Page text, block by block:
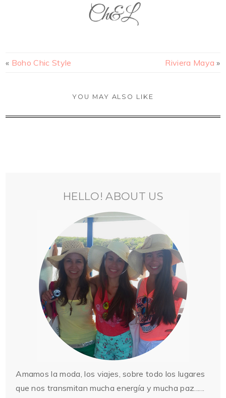
« Boho Chic Style Riviera Maya »
YOU MAY ALSO LIKE
HELLO! ABOUT US
Amamos la moda, los viajes, sobre todo los lugares
que nos transmitan mucha energía y mucha paz......